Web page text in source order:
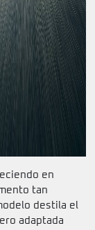
en
tan
destila el
adaptada